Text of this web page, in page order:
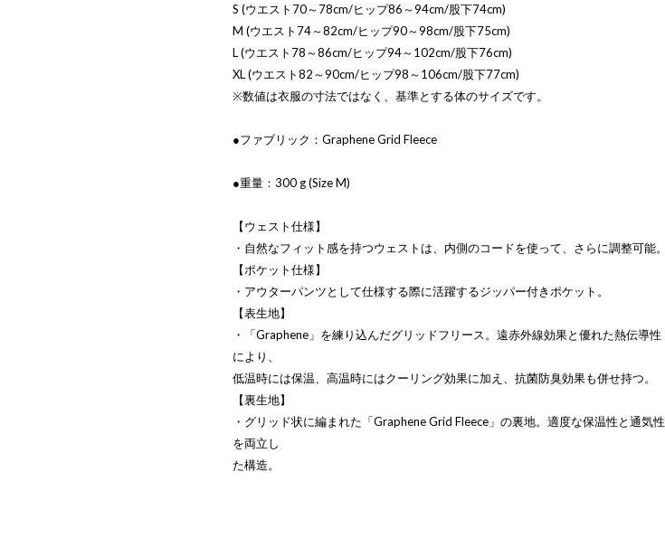
S (ウエスト70～78cm/ヒップ86～94cm/股下74cm)
M (ウエスト74～82cm/ヒップ90～98cm/股下75cm)
L (ウエスト78～86cm/ヒップ94～102cm/股下76cm)
XL (ウエスト82～90cm/ヒップ98～106cm/股下77cm)
※数値は衣服の寸法ではなく、基準とする体のサイズです。
●ファブリック：Graphene Grid Fleece
●重量：300 g (Size M)
【ウェスト仕様】
・自然なフィット感を持つウェストは、内側のコードを使って、さらに調整可能。
【ポケット仕様】
・アウターパンツとして仕様する際に活躍するジッパー付きポケット。
【表生地】
・「Graphene」を練り込んだグリッドフリース。遠赤外線効果と優れた熱伝導性
により、
低温時には保温、高温時にはクーリング効果に加え、抗菌防臭効果も併せ持つ。
【裏生地】
・グリッド状に編まれた「Graphene Grid Fleece」の裏地。適度な保温性と通気性
を両立し
た構造。